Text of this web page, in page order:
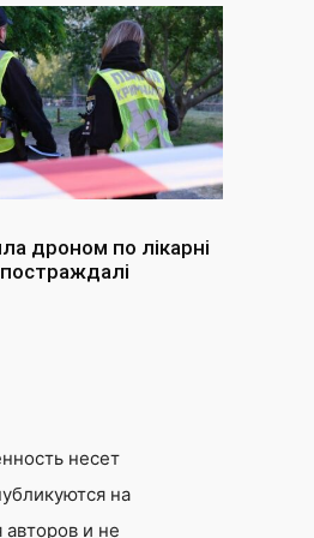
дроном по лікарні
несет
на
и не